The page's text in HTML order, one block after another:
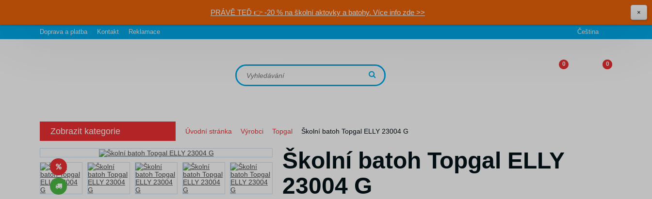
PRÁVĚ TEĎ 👉 -20 % na školní aktovky a batohy. Více info zde >> ×
Doprava a platba Kontakt Reklamace Čeština
0 0
Zobrazit kategorie Úvodní stránka Výrobci Topgal Školní batoh Topgal ELLY 23004 G
Školní batoh Topgal ELLY
23004 G